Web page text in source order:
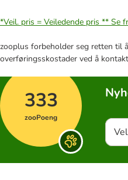
*Veil. pris = Veiledende pris ** Se
zooplus forbeholder seg retten til
overføringsskostader ved å
333
zooPoeng